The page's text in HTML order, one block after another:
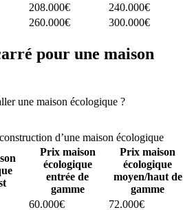
208.000€
240.000€
260.000€ 300.000€
pour une maison
une maison écologique ?
d’une maison écologique
Prix maison
écologique
entrée de
gamme
Prix maison
écologique
moyen/haut de
gamme
60.000€
72.000€